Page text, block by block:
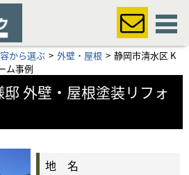
から選ぶ 外壁・屋根
静岡市清水区 K
ム事例
外壁・屋根塗装リフォ
地 名